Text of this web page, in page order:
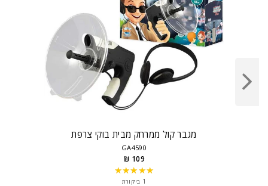
מגבר קול ממרחק מבית בוקי צרפת
GA4590
109 ₪
★★★★★
1 ביקורת